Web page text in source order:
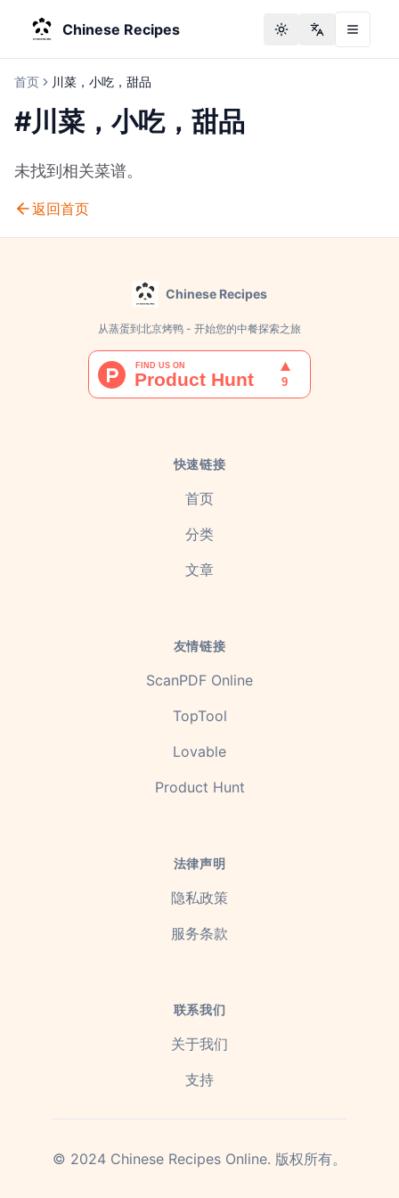
Chinese Recipes Toggle theme
Change
首页 川菜，小吃，甜品
#川菜，小吃，甜品
未找到相关菜谱。
返回首页
Chinese Recipes
从蒸蛋到北京烤鸭 - 开始您的中餐探索之旅
快速链接
首页
分类
文章
友情链接
ScanPDF Online
TopTool
Lovable
Product Hunt
法律声明
隐私政策
服务条款
联系我们
关于我们
支持
© 2024 Chinese Recipes Online. 版权所有。